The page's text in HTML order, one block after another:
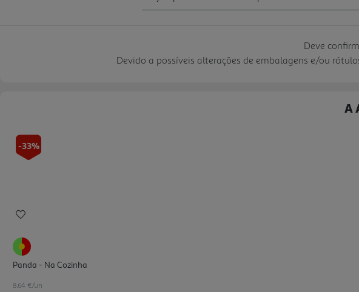
Deve
Devido a possíveis alterações de embalagens e/ou
A
-33%
Panda - Na Cozinha
8.64 €/un